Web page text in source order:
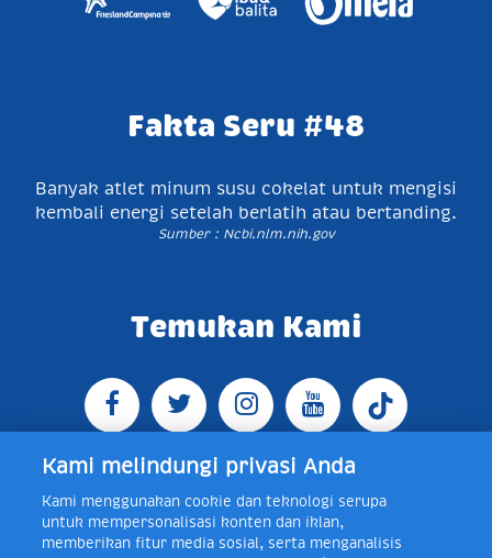
Fakta Seru #48
Banyak atlet minum susu cokelat untuk mengisi
kembali energi setelah berlatih atau bertanding.
Sumber : Ncbi.nlm.nih.gov
Temukan Kami
Jl. Raya Bogor KM 5, Pasar Rebo, Jakarta Timur,
Indonesia 13760
Telp +62 21 8410945 | PO BOX
Kami melindungi privasi Anda
Kami menggunakan cookie dan teknologi serupa
untuk mempersonalisasi konten dan iklan,
memberikan fitur media sosial, serta menganalisis